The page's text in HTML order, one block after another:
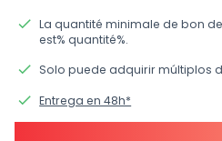
done La quantité minimale de bon
est% quantité%.
done Solo puede adquirir múltiplos
done Entrega en 48h*